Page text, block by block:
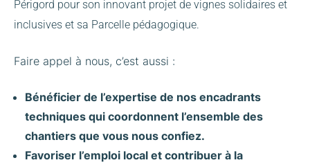
Périgord pour son innovant projet de vignes solidaires et
inclusives et sa Parcelle pédagogique.
Faire appel à nous, c’est aussi :
Bénéficier de l’expertise de nos encadrants
techniques qui coordonnent l’ensemble des
chantiers que vous nous confiez.
Favoriser l’emploi local et contribuer à la